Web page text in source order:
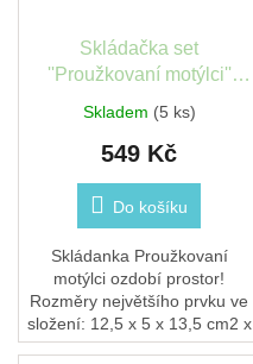
Skládačka set
''Proužkovaní motýlci''
Skladem (5 ks)
549 Kč
Do košíku
Skládanka Proužkovaní
motýlci ozdobí prostor!
Rozměry největšího prvku ve
složení: 12,5 x 5 x 13,5 cm2 x
list A4 s 35 kusy k vysunutí a